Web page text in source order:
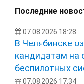
Последние
07.08.2026 18:28
В Челябинске
кандидатам на
беспилотных
07.08.2026 17:34